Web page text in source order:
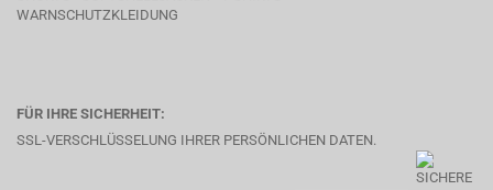
WARNSCHUTZKLEIDUNG
FÜR IHRE SICHERHEIT:
SSL-VERSCHLÜSSELUNG IHRER PERSÖNLICHEN DATEN.